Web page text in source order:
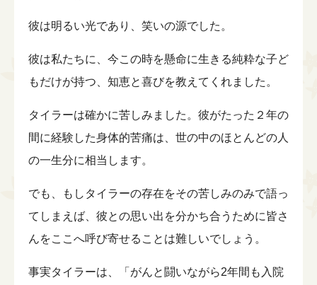
彼は明るい光であり、笑いの源でした。
彼は私たちに、今この時を懸命に生きる純粋な子ど
もだけが持つ、知恵と喜びを教えてくれました。
タイラーは確かに苦しみました。彼がたった２年の
間に経験した身体的苦痛は、世の中のほとんどの人
の一生分に相当します。
でも、もしタイラーの存在をその苦しみのみで語っ
てしまえば、彼との思い出を分かち合うために皆さ
んをここへ呼び寄せることは難しいでしょう。
事実タイラーは、「がんと闘いながら2年間も入院